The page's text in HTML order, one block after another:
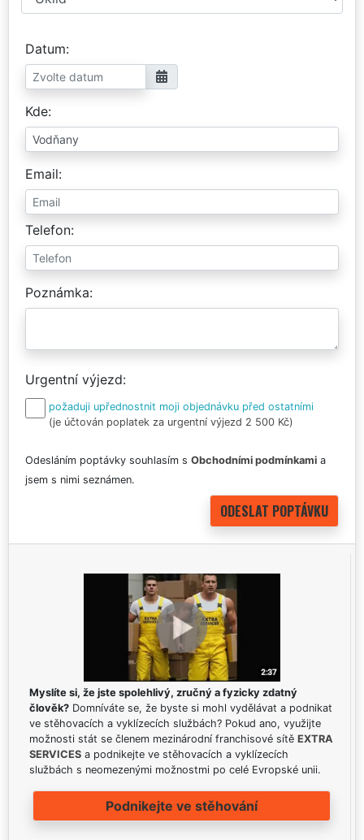
Datum
Kde
Email
Telefon
Poznámka
Urgentní výjezd
požaduji upřednostnit moji objednávku před ostatními
(je účtován poplatek za urgentní výjezd 2 500 Kč)
Odesláním poptávky souhlasím s Obchodními podmínkami a
jsem s nimi seznámen.
Myslíte si, že jste spolehlivý, zručný a fyzicky zdatný
člověk? Domníváte se, že byste si mohl vydělávat a podnikat
ve stěhovacích a vyklízecích službách? Pokud ano, využijte
možnosti stát se členem mezinárodní franchisové sítě EXTRA
SERVICES a podnikejte ve stěhovacích a vyklízecích
službách s neomezenými možnostmi po celé Evropské unii.
Podnikejte ve stěhování